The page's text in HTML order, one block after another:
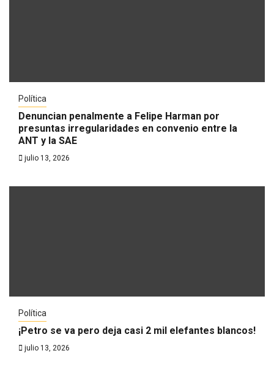
Política
Denuncian penalmente a Felipe Harman por
presuntas irregularidades en convenio entre la
ANT y la SAE
julio 13, 2026
Política
¡Petro se va pero deja casi 2 mil elefantes blancos!
julio 13, 2026